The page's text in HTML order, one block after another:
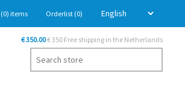
(0) items Orderlist (0)
€ 350.00€ 350 Free shipping in the Netherlands